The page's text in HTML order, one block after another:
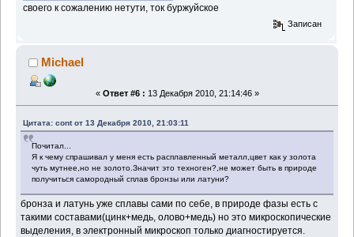
своего к сожалению нетути, ток буржуйское
Записан
Michael
« Ответ #6 : 13 Декабря 2010, 21:14:46 »
Цитата: cont от 13 Декабря 2010, 21:03:11
Почитал...
Я к чему спрашивал у меня есть расплавленный металл,цвет как у золота
чуть мутнее,но не золото.Значит это техноген?,не может быть в природе
получиться самородный сплав бронзы или латуни?
бронза и латунь уже сплавы сами по себе, в природе фазы есть с
такими составами(цинк+медь, олово+медь) но это микроскопические
выделения, в электронный микроскоп только диагностируется.